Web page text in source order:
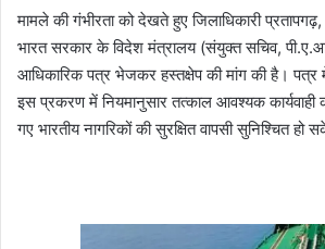
​मामले की गंभीरता को देखते हुए जिलाधिकारी
भारत सरकार के विदेश मंत्रालय (संयुक्त सचिव,
आधिकारिक पत्र भेजकर हस्तक्षेप की मांग की है। पत्र
इस प्रकरण में नियमानुसार तत्काल आवश्यक कार्यवाही
गए भारतीय नागरिकों की सुरक्षित वापसी सुनिश्चित हो